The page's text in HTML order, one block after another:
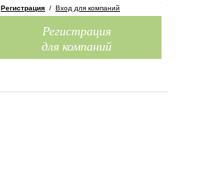
Регистрация / Вход для компаний
Регистрация
для компаний